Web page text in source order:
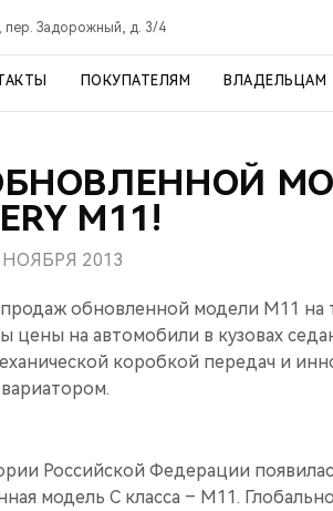
пер. Задорожный, д. 3/4
ПОКУПАТЕЛЯМ ВЛАДЕЛЬЦАМ
M11!
НОЯБРЯ 2013
продаж обновленной модели M11 на
цены на автомобили в кузовах
коробкой передач и
вариатором.
Российской Федерации
модель C класса – М11.